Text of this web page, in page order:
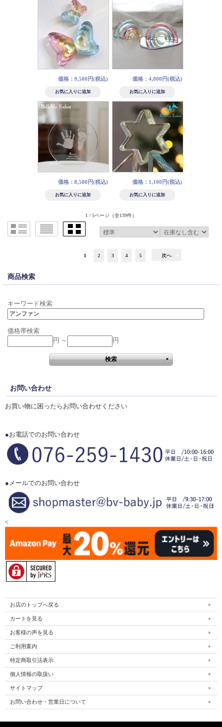
価格：9,500円(税込) 価格：4,800円(税込)
価格：8,500円(税込) 価格：1,100円(税込)
1 / 5ページ （全139件）
1 2 3 4 5 次へ
商品検索
キーワード検索
価格帯検索
円 ～
円
お問い合わせ
お買い物に困ったらお問い合わせください
●お電話でのお問い合わせ
●メールでのお問い合わせ
<
お店のトップへ戻る
カートを見る
お客様の声を見る
ご利用案内
特定商取引法表示
個人情報の取扱い
サイトマップ
お問い合わせ・営業日について